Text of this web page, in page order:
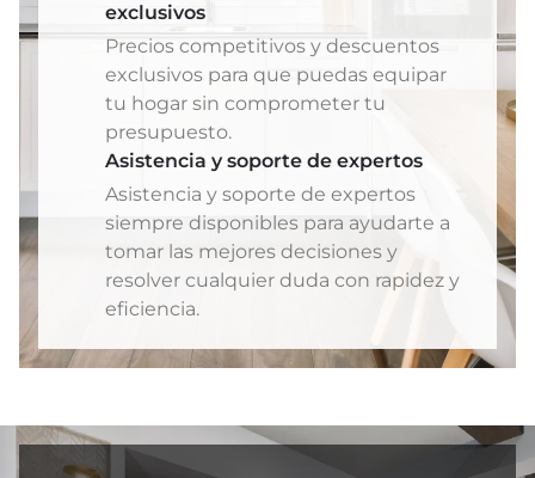
exclusivos
Precios competitivos y descuentos
exclusivos para que puedas equipar
tu hogar sin comprometer tu
presupuesto.
Asistencia y soporte de expertos
Asistencia y soporte de expertos
siempre disponibles para ayudarte a
tomar las mejores decisiones y
resolver cualquier duda con rapidez y
eficiencia.